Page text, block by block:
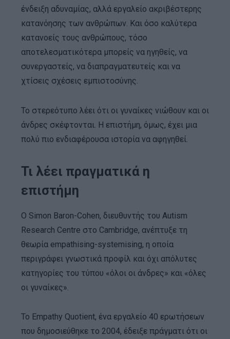
ένδειξη αδυναμίας, αλλά εργαλείο ακριβέστερης
κατανόησης των ανθρώπων. Και όσο καλύτερα
κατανοείς τους ανθρώπους, τόσο
αποτελεσματικότερα μπορείς να ηγηθείς, να
συνεργαστείς, να διαπραγματευτείς και να
χτίσεις σχέσεις εμπιστοσύνης.
Το στερεότυπο λέει ότι οι γυναίκες νιώθουν και οι
άνδρες σκέφτονται. Η επιστήμη, όμως, έχει μια
πολύ πιο ενδιαφέρουσα ιστορία να αφηγηθεί.
Τι λέει πραγματικά η
επιστήμη
Ο Simon Baron-Cohen, διευθυντής του Autism
Research Centre στο Cambridge, ανέπτυξε τη
θεωρία empathising-systemising, η οποία
περιγράφει γνωστικά προφίλ και όχι απόλυτες
κατηγορίες του τύπου «όλοι οι άνδρες» και «όλες
οι γυναίκες».
Το Empathy Quotient, ένα εργαλείο 40 ερωτήσεων
που δημοσιεύθηκε το 2004, έδειξε πράγματι ότι οι